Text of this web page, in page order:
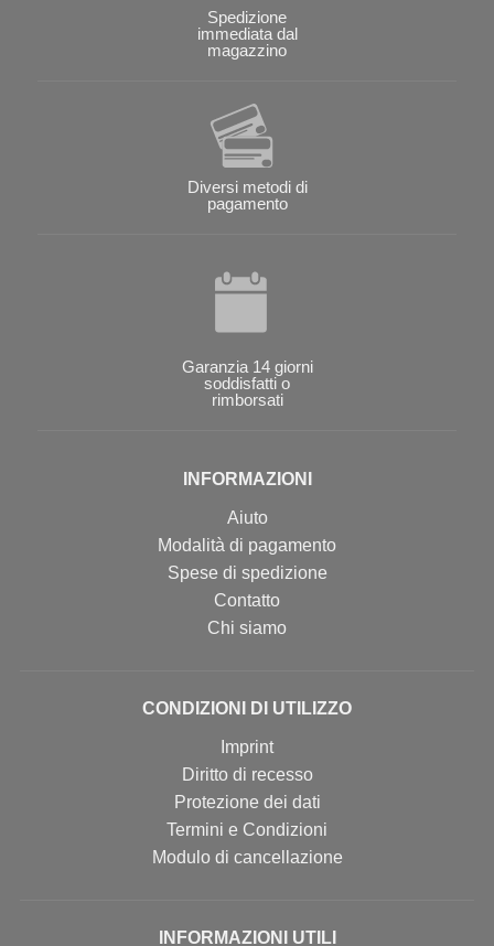
Spedizione
immediata dal
magazzino
Diversi metodi di
pagamento
Garanzia 14 giorni
soddisfatti o
rimborsati
INFORMAZIONI
Aiuto
Modalità di pagamento
Spese di spedizione
Contatto
Chi siamo
CONDIZIONI DI UTILIZZO
Imprint
Diritto di recesso
Protezione dei dati
Termini e Condizioni
Modulo di cancellazione
INFORMAZIONI UTILI